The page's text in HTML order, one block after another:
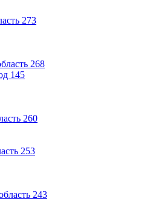
273
268
145
260
253
243